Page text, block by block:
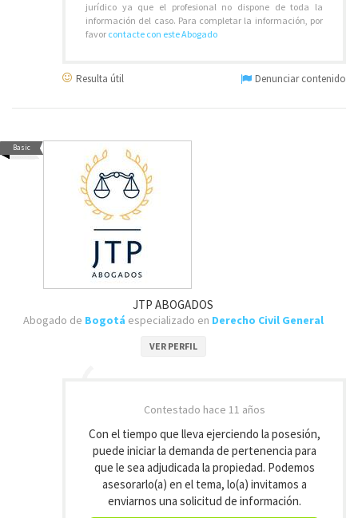
jurídico ya que el profesional no dispone de toda la
información del caso. Para completar la información, por
favor contacte con este Abogado
Resulta útil Denunciar contenido
Basic
JTP ABOGADOS
Abogado de Bogotá especializado en Derecho Civil General
VER PERFIL
Contestado hace 11 años
Con el tiempo que lleva ejerciendo la posesión,
puede iniciar la demanda de pertenencia para
que le sea adjudicada la propiedad. Podemos
asesorarlo(a) en el tema, lo(a) invitamos a
enviarnos una solicitud de información.